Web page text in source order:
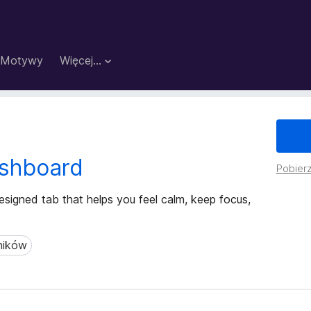
Motywy Więcej…
tab that helps you feel calm, keep focus,